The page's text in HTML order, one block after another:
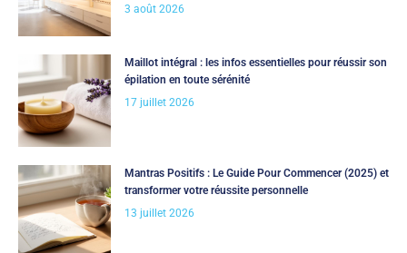
3 août 2026
Maillot intégral : les infos essentielles pour réussir son
épilation en toute sérénité
17 juillet 2026
Mantras Positifs : Le Guide Pour Commencer (2025) et
transformer votre réussite personnelle
13 juillet 2026